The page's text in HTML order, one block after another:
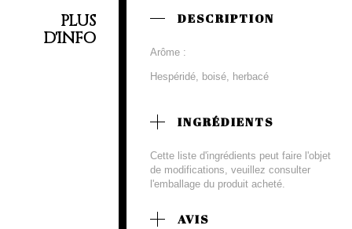
PLUS
D'INFO
DESCRIPTION
Arôme :
Hespéridé, boisé, herbacé
INGRÉDIENTS
Cette liste d'ingrédients peut faire l'objet
de modifications, veuillez consulter
l'emballage du produit acheté.
AVIS